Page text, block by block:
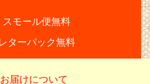
モール便無料
ターパック無料
けについて